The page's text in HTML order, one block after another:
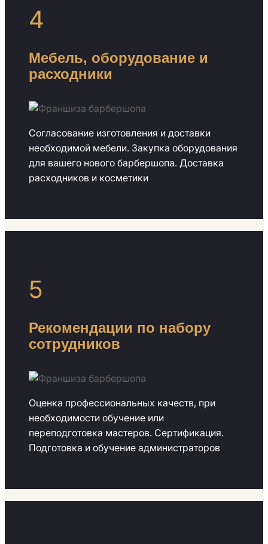
4
Мебель, оборудование и
расходники
Согласование изготовления и доставки
необходимой мебели. Закупка оборудования
для вашего нового барбершопа. Доставка
расходников и косметики
5
Рекомендации по набору
сотрудников
Оценка профессиональных качеств, при
необходимости обучение или
переподготовка мастеров. Сертификация.
Подготовка и обучение администраторов